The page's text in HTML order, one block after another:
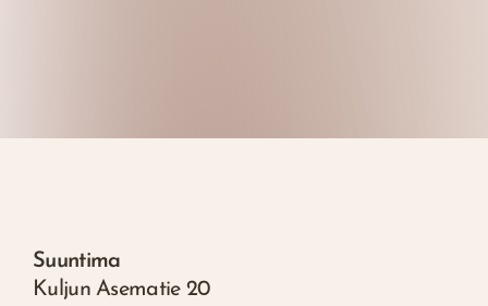
Suuntima
Kuljun Asematie 20